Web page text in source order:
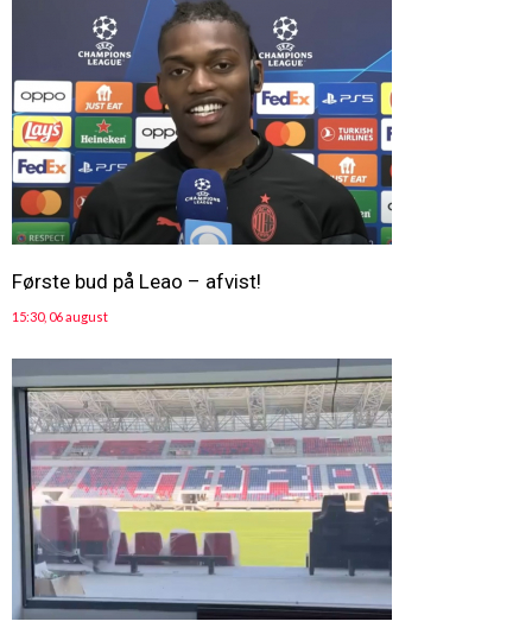
Første bud på Leao – afvist!
15:30, 06 august